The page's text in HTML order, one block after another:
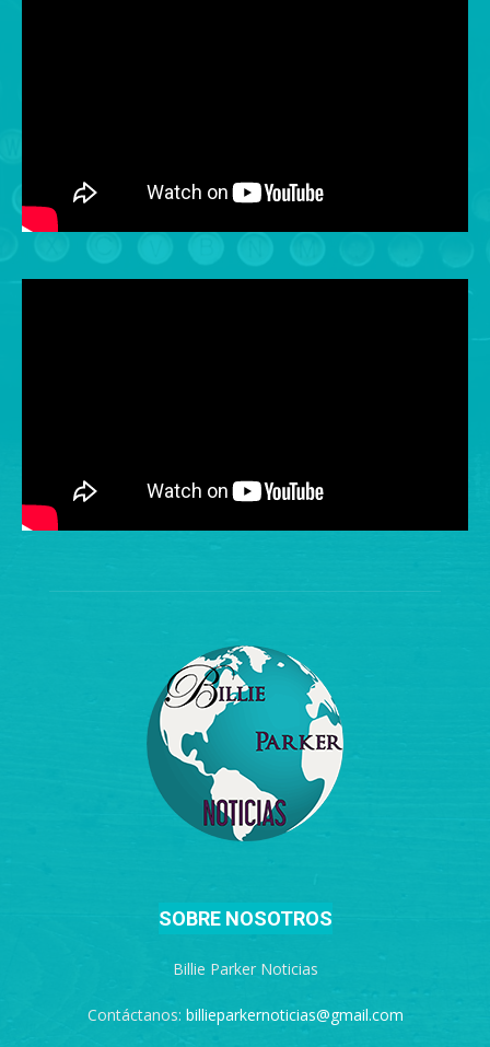
SOBRE NOSOTROS
Billie Parker Noticias
Contáctanos: billieparkernoticias@gmail.com